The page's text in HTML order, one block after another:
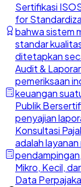
Sertifikasi ISO
for
bahwa sistem
standar
ditetapkan
Audit &
pemeriksaan
keuangan
Publik
penyajian
Konsultasi
adalah
Mikro, Kecil,
Data